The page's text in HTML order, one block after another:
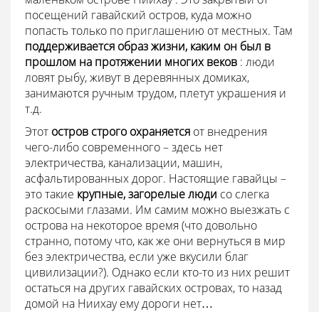
посещений гавайский остров, куда можно
попасть только по приглашению от местных. Там
поддерживается образ жизни, каким он был в
прошлом на протяжении многих веков : люди
ловят рыбу, живут в деревянных домиках,
занимаются ручным трудом, плетут украшения и
т.д.
Этот остров строго охраняется от внедрения
чего-либо современного – здесь нет
электричества, канализации, машин,
асфальтированных дорог. Настоящие гавайцы –
это такие крупные, загорелые люди со слегка
раскосыми глазами. Им самим можно выезжать с
острова на некоторое время (что довольно
странно, потому что, как же они вернуться в мир
без электричества, если уже вкусили благ
цивилизации?). Однако если кто-то из них решит
остаться на других гавайских островах, то назад
домой на Ниихау ему дороги нет…